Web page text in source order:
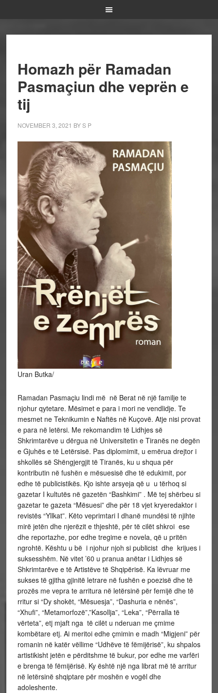
Homazh për Ramadan
Pasmaçiun dhe veprën e
tij
NOVEMBER 3, 2021 BYS P
Uran Butka/
Ramadan Pasmaçiu lindi më në Berat në një familje te
njohur qytetare. Mësimet e para i mori ne vendlidje. Te
mesmet ne Teknikumin e Naftës në Kuçovë. Atje nisi provat
e para në letërsi. Me rekomandim të Lidhjes së
Shkrimtarëve u dërgua në Universitetin e Tiranës ne degën
e Gjuhës e të Letërsisë. Pas diplomimit, u emërua drejtor i
shkollës së Shëngjergjit të Tiranës, ku u shqua për
kontributin në fushën e mësuesisë dhe të edukimit, por
edhe të publicistikës. Kjo ishte arsyeja që u u tërhoq si
gazetar I kultutës në gazetën “Bashkimi” . Më tej shërbeu si
gazetar te gazeta “Mësuesi” dhe për 18 vjet kryeredaktor i
revistës “Yllkat”. Këto veprimtari I dhanë mundësi të njihte
mirë jetën dhe njerëzit e thjeshtë, për të cilët shkroi ese
dhe reportazhe, por edhe tregime e novela, që u pritën
ngrohtë. Kështu u bë i njohur njoh si publicist dhe krijues i
suksesshëm. Në vitet ’60 u pranua anëtar i Lidhjes së
Shkrimtarëve e të Artistëve të Shqipërisë. Ka lëvruar me
sukses të gjitha gjinitë letrare në fushën e poezisë dhe të
prozës me vepra te arritura në letërsinë për femijë dhe të
rritur si “Dy shokët, “Mësuesja”, “Dashuria e nënës”,
“Xhufi”, “Metamorfozë”,”Kasollja”, “Leka”, “Përralla të
vërteta”, etj mjaft nga të cilët u nderuan me çmime
kombëtare etj. Ai meritoi edhe çmimin e madh “Migjeni” për
romanin në katër vëllime “Udhëve të fëmijërisë”, ku shpalos
artistikisht jetën e përditshme të bukur, por edhe me varfëri
e brenga të fëmijërisë. Ky është një nga librat më të arritur
në letërsinë shqiptare për moshën e vogël dhe
adoleshente.